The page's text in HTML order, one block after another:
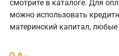
смотрите в каталоге. Для
можно использовать
материнский капитал, любые